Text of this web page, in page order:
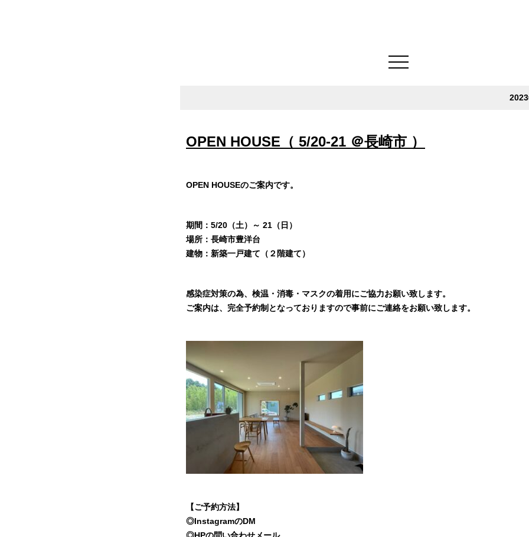
OPEN HOUSE（ 5/20-21 ＠長崎市 ）
OPEN HOUSEのご案内です。
期間：5/20（土）～ 21（日）
場所：長崎市豊洋台
建物：新築一戸建て（２階建て）
感染症対策の為、検温・消毒・マスクの着用にご協力お願い致します。
ご案内は、完全予約制となっておりますので事前にご連絡をお願い致します。
【ご予約方法】
◎InstagramのDM